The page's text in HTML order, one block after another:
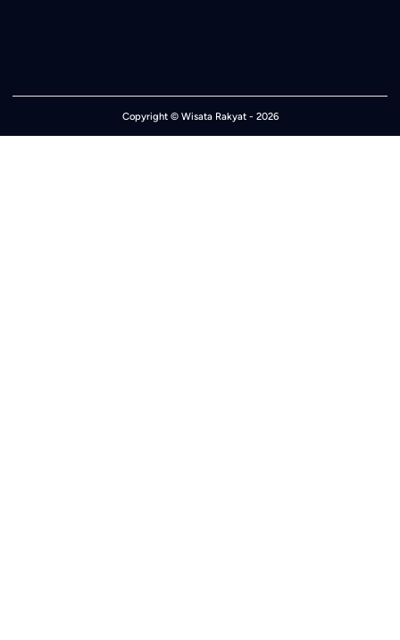
Copyright © Wisata Rakyat- 2026